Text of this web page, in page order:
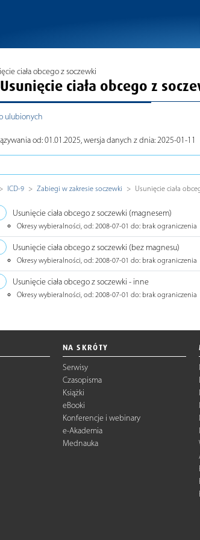
ciała obcego z soczewki
ciała obcego z
ulubionych
od: 01.01.2025, wersja danych z dnia: 2025-01-11
ICD-9 Zabiegi w zakresie soczewki Usunięcie ciała
Usunięcie ciała obcego z soczewki (magnesem)
Okresy wybieralności, od: 2008-07-01 do: brak ograniczenia
Usunięcie ciała obcego z soczewki (bez magnesu)
Okresy wybieralności, od: 2008-07-01 do: brak ograniczenia
Usunięcie ciała obcego z soczewki - inne
Okresy wybieralności, od: 2008-07-01 do: brak ograniczenia
NA SKRÓTY
Serwisy
Czasopisma
Książki
eBooki
Konferencje i webinary
e-Akademia
Mednauka